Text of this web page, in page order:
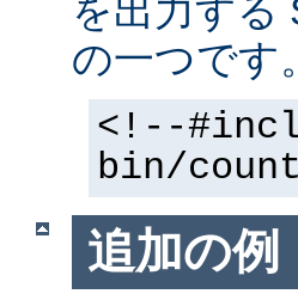
を出力する
の一つです。
<!--
bin/
追加の例